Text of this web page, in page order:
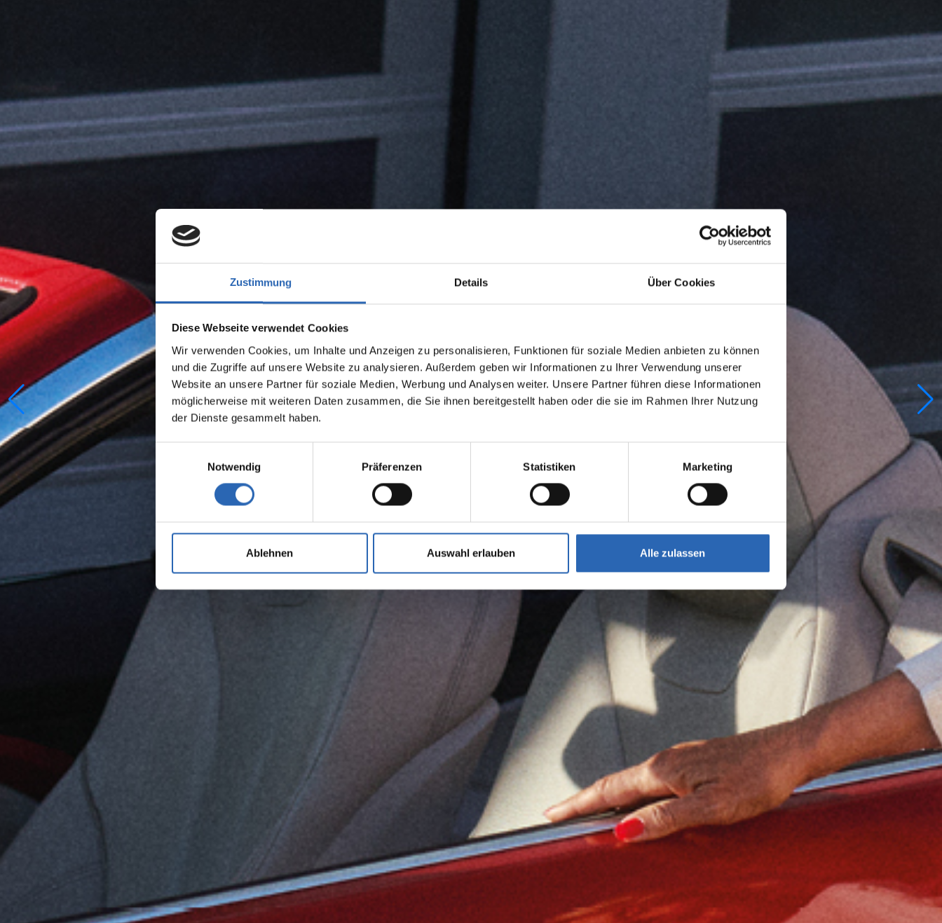
Zustimmung Details Über Cookies
Diese Webseite verwendet Cookies
Wir verwenden Cookies, um Inhalte und Anzeigen zu personalisieren, Funktionen für soziale Medien anbieten zu können
und die Zugriffe auf unsere Website zu analysieren. Außerdem geben wir Informationen zu Ihrer Verwendung unserer
Website an unsere Partner für soziale Medien, Werbung und Analysen weiter. Unsere Partner führen diese Informationen
möglicherweise mit weiteren Daten zusammen, die Sie ihnen bereitgestellt haben oder die sie im Rahmen Ihrer Nutzung
der Dienste gesammelt haben.
Notwendig
Präferenzen Statistiken Marketing
Ablehnen Auswahl erlauben Alle zulassen